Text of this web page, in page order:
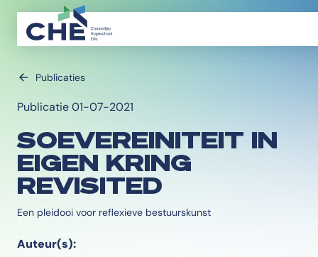
Publicaties
Publicatie 01-07-2021
SOEVEREINITEIT IN
EIGEN KRING
REVISITED
Een pleidooi voor reflexieve bestuurskunst
Auteur(s):